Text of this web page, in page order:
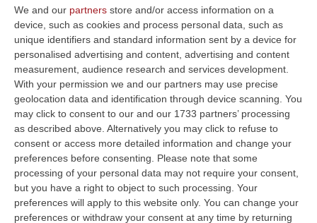
We and our partners store and/or access information on a
device, such as cookies and process personal data, such as
unique identifiers and standard information sent by a device for
personalised advertising and content, advertising and content
measurement, audience research and services development.
With your permission we and our partners may use precise
geolocation data and identification through device scanning. You
may click to consent to our and our 1733 partners’ processing
as described above. Alternatively you may click to refuse to
consent or access more detailed information and change your
preferences before consenting.
Please note that some
processing of your personal data may not require your consent,
but you have a right to object to such processing. Your
preferences will apply to this website only. You can change your
preferences or withdraw your consent at any time by returning
Crotone, in consiglio comunale non passa
una pregiudiziale sulle donne iraniane
Voto contrario della Venneri e della Cappareli